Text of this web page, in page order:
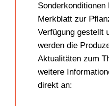
Merkblatt zur
Verfügung gestellt
werden die
Aktualitäten zum
weitere
direkt an: